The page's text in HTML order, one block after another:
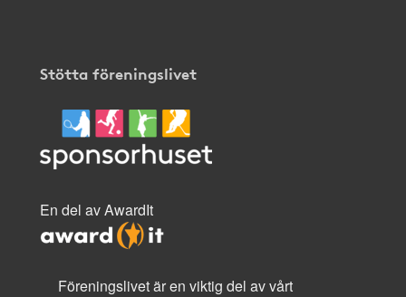
Stötta föreningslivet
En del av AwardIt
Föreningslivet är en viktig del av vårt